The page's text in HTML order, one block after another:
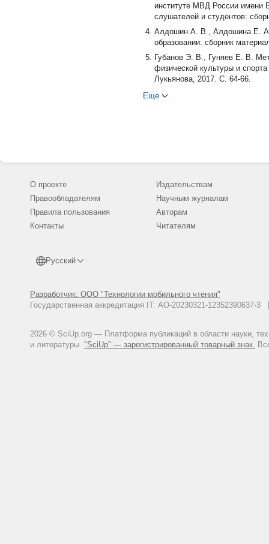
институте МВД России имени
слушателей и студентов:
Алдошин А. В., Алдошина Е. А.
образовании: сборник
Губанов Э. В., Гуняев Е. В.
физической культуры и
Лукьянова, 2017. С. 64-66.
Еще
О проекте
Правообладателям
Правила пользования
Контакты
Русский
Разработчик: ООО "Технологии мобильного чтения"
Государственная аккредитация IT: АО-20230321-
2026 © SciUp.org — Платформа публикаций в области науки,
и литературы. "SciUp" — зарегистрированный товарный знак.
Издательствам
Научным журналам
Авторам
Читателям